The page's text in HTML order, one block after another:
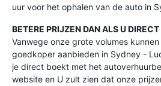
uur voor het ophalen van de auto in
BETERE PRIJZEN DAN ALS U
Vanwege onze grote volumes
goedkoper aanbieden in Sydney -
je direct boekt met het
website en U zult zien dat onze